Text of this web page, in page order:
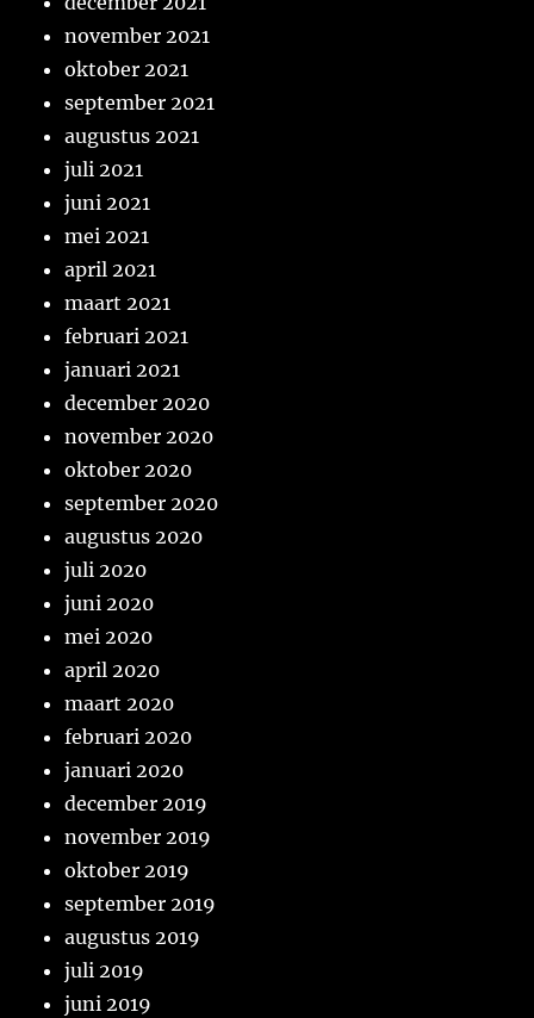
november 2021
oktober 2021
september 2021
augustus 2021
juli 2021
juni 2021
mei 2021
april 2021
maart 2021
februari 2021
januari 2021
december 2020
november 2020
oktober 2020
september 2020
augustus 2020
juli 2020
juni 2020
mei 2020
april 2020
maart 2020
februari 2020
januari 2020
december 2019
november 2019
oktober 2019
september 2019
augustus 2019
juli 2019
juni 2019